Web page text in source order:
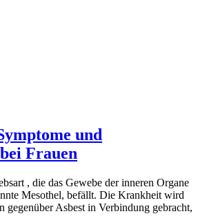
und
Frauen
, die das Gewebe der inneren Organe
Mesothel, befällt. Die Krankheit wird
gegenüber Asbest in Verbindung gebracht,